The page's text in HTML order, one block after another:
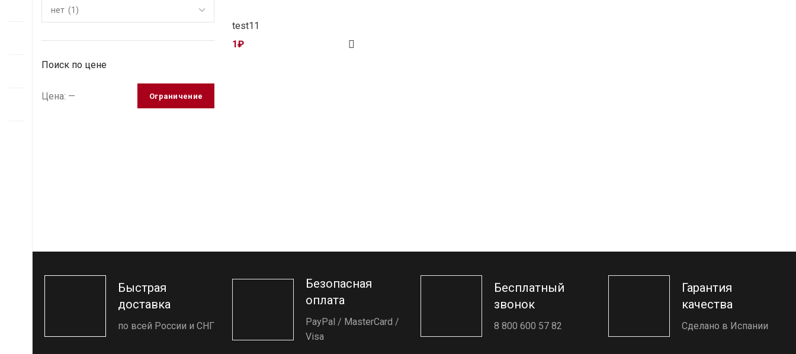
Поиск по цене
Ограничение
Цена: —
test11
1₽
Быстрая
доставка
по всей России и СНГ
Безопасная
оплата
PayPal / MasterCard /
Visa
Бесплатный
звонок
8 800 600 57 82
Гарантия
качества
Сделано в Испании